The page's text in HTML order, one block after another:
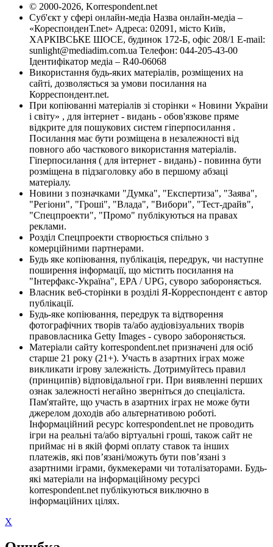
© 2000-2026, Korrespondent.net
Суб'єкт у сфері онлайн-медіа Назва онлайн-медіа –
«КореспонденТ.net» Адреса: 02091, місто Київ,
ХАРКІВСЬКЕ ШОСЕ, будинок 172-Б, офіс 208/1 E-mail:
sunlight@mediadim.com.ua Телефон: 044-205-43-00
Ідентифікатор медіа – R40-06068
Використання будь-яких матеріалів, розміщених на
сайті, дозволяється за умови посилання на
Корреспондент.net.
При копіюванні матеріалів зі сторінки « Новини України
і світу» , для інтернет - видань - обов'язкове пряме
відкрите для пошукових систем гіперпосилання .
Посилання має бути розміщена в незалежності від
повного або часткового використання матеріалів.
Гіперпосилання ( для інтернет - видань) - повинна бути
розміщена в підзаголовку або в першому абзаці
матеріалу.
Новини з позначками "Думка", "Експертиза", "Заява",
"Регіони", "Гроші", "Влада", "Вибори", "Тест-драйв",
"Спецпроекти", "Промо" публікуються на правах
реклами.
Розділ Спецпроекти створюється спільно з
комерційними партнерами.
Будь яке копіювання, публікація, передрук, чи наступне
поширення інформації, що містить посилання на
"Інтерфакс-Україна", EPA / UPG, суворо забороняється.
Власник веб-сторінки в розділі Я-Корреспондент є автор
публікації.
Будь-яке копіювання, передрук та відтворення
фотографічних творів та/або аудіовізуальних творів
правовласника Getty Images - суворо забороняється.
Матеріали сайту korrespondent.net призначені для осіб
старше 21 року (21+). Участь в азартних іграх може
викликати ігрову залежність. Дотримуйтесь правил
(принципів) відповідальної гри. При виявленні перших
ознак залежності негайно зверніться до спеціаліста.
Пам'ятайте, що участь в азартних іграх не може бути
джерелом доходів або альтернативою роботі.
Інформаційний ресурс korrespondent.net не проводить
ігри на реальні та/або віртуальні гроші, також сайт не
приймає ні в якій формі оплату ставок та інших
платежів, які пов’язані/можуть бути пов’язані з
азартними іграми, букмекерами чи тоталізаторами. Будь-
які матеріали на інформаційному ресурсі
korrespondent.net публікуються виключно в
інформаційних цілях.
X